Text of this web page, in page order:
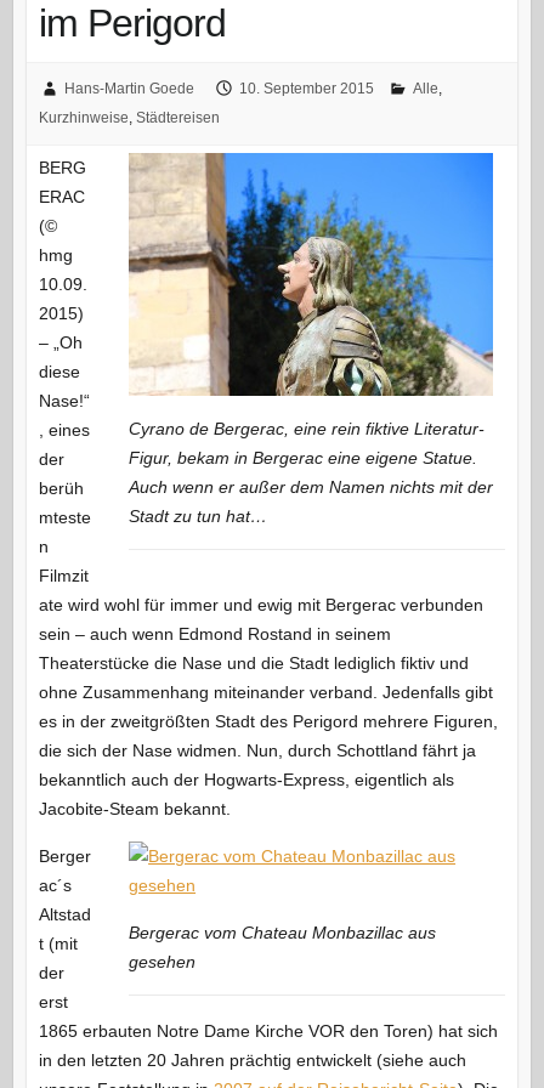
im Perigord
Hans-Martin Goede 10. September 2015 Alle
Kurzhinweise Städtereisen
Cyrano de Bergerac, eine rein fiktive Literatur-
Figur, bekam in Bergerac eine eigene Statue.
Auch wenn er außer dem Namen nichts mit der
Stadt zu tun hat…
BERG
ERAC
(©
hmg
10.09.
2015)
– „Oh
diese
Nase!“
, eines
der
berüh
mteste
n
Filmzit
ate wird wohl für immer und ewig mit Bergerac verbunden
sein – auch wenn Edmond Rostand in seinem
Theaterstücke die Nase und die Stadt lediglich fiktiv und
ohne Zusammenhang miteinander verband. Jedenfalls gibt
es in der zweitgrößten Stadt des Perigord mehrere Figuren,
die sich der Nase widmen. Nun, durch Schottland fährt ja
bekanntlich auch der Hogwarts-Express, eigentlich als
Jacobite-Steam bekannt.
Bergerac vom Chateau Monbazillac aus
gesehen
Berger
ac´s
Altstad
t (mit
der
erst
1865 erbauten Notre Dame Kirche VOR den Toren) hat sich
in den letzten 20 Jahren prächtig entwickelt (siehe auch